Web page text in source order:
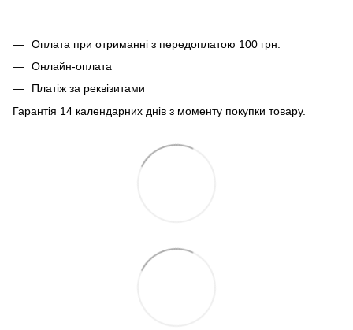
Оплата при отриманні з передоплатою 100 грн.
Онлайн-оплата
Платіж за реквізитами
Гарантія 14 календарних днів з моменту покупки товару.